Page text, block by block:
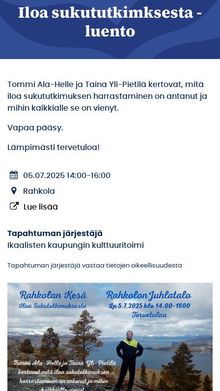
Iloa sukututkimksesta -
luento
Tommi Ala-Helle ja Taina Yli-Pietilä kertovat, mitä
iloa sukututkimuksen harrastaminen on antanut ja
mihin kaikkialle se on vienyt.
Vapaa pääsy.
Lämpimästi tervetuloa!
05.07.2025 14:00-16:00
Rahkola
Lue lisää
Tapahtuman järjestäjä
Ikaalisten kaupungin kulttuuritoimi
Tapahtuman järjestäjä vastaa tietojen oikeellisuudesta